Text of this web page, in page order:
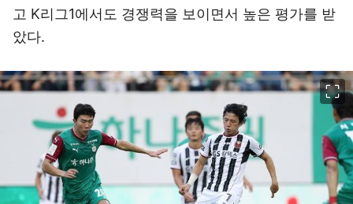
고 K리그1에서도 경쟁력을 보이면서 높은 평가를 받
았다.